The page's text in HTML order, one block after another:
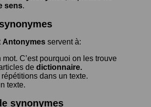
sens.
Antonymes servent à:
mot. C’est pourquoi on les trouve
de dictionnaire.
dans un texte.
texte.
synonymes